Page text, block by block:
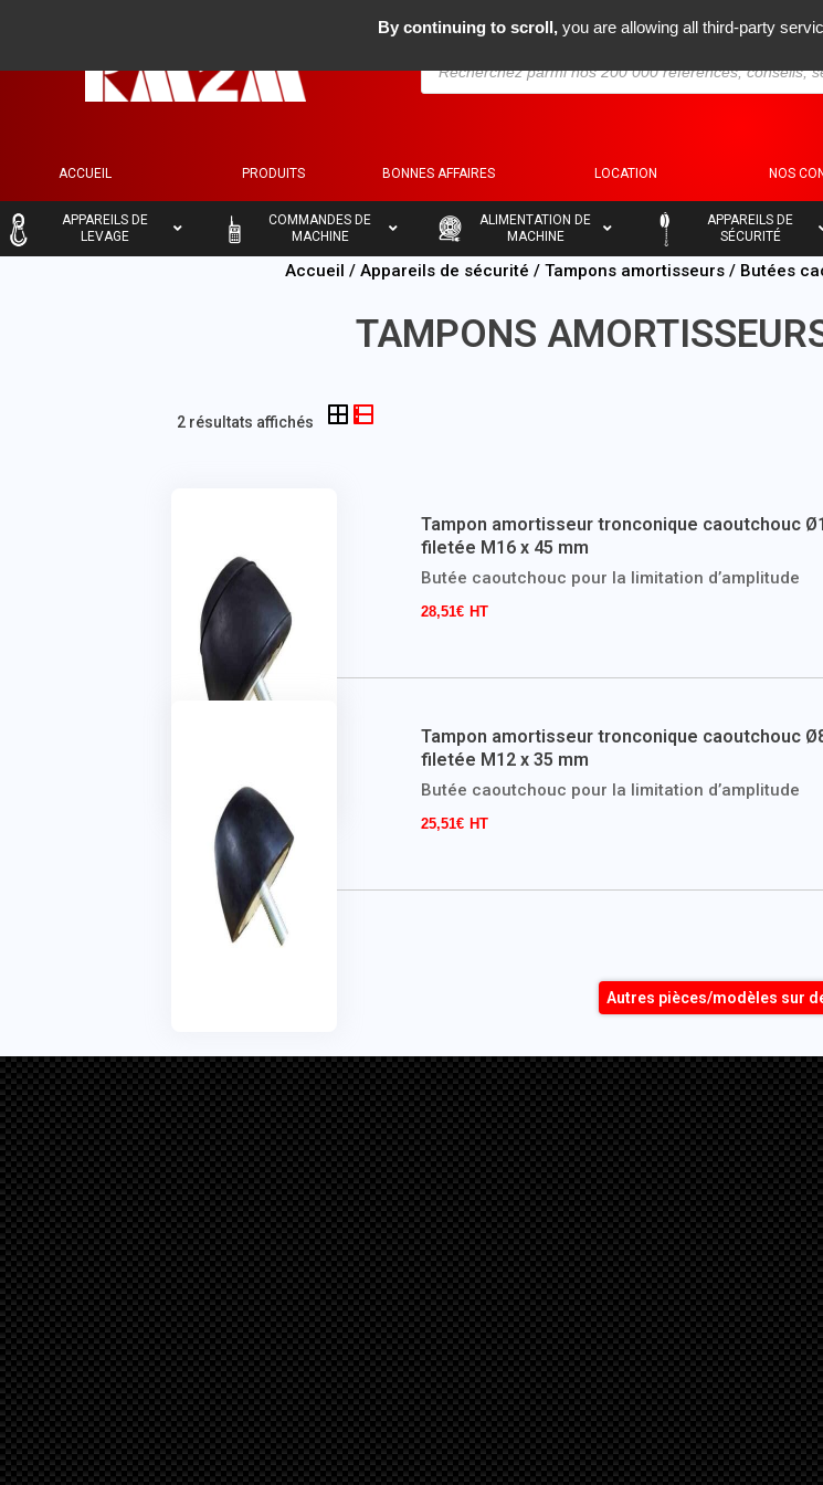
ACCUEIL
– PRODUITS
– BONNES AFFAIRES
– LOCATION
– NOS
APPAREILS DE
LEVAGE
COMMANDES DE
MACHINE
ALIMENTATION DE
MACHINE
APPAREILS DE
SÉCURITÉ
Accueil / Appareils de sécurité / Tampons amortisseurs/ Butées
TAMPONS
2 résultats affichés
Tampon amortisseur tronconique caoutchouc
filetée M16 x 45 mm
Butée caoutchouc pour la limitation d’amplitude
28,51€
Tampon amortisseur tronconique caoutchouc
filetée M12 x 35 mm
Butée caoutchouc pour la limitation d’amplitude
25,51€
Autres pièces/modèles sur
By continuing to scroll, you are allowing all third-party